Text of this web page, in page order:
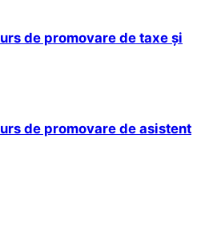
de promovare de taxe și
de promovare de asistent